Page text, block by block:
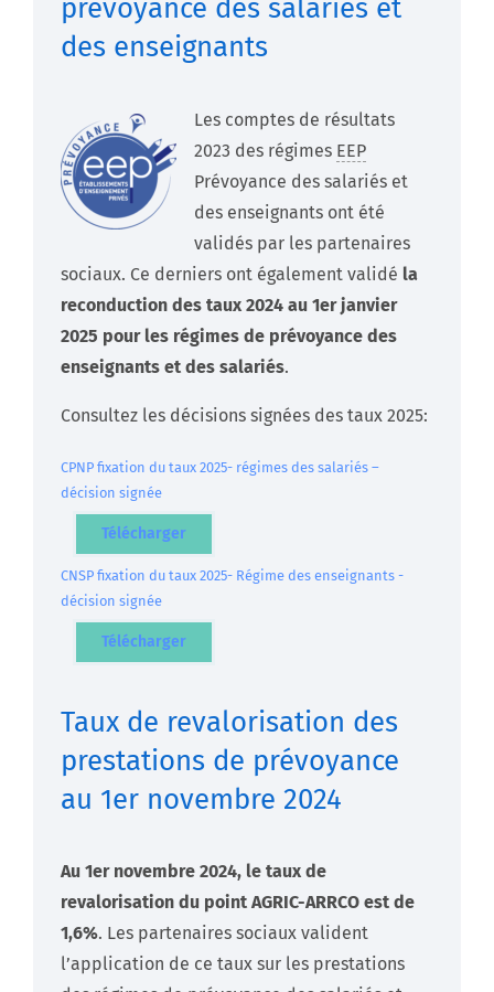
prévoyance des salariés et
des enseignants
Les comptes de résultats
2023 des régimes EEP
Prévoyance des salariés et
des enseignants ont été
validés par les partenaires
sociaux. Ce derniers ont également validé la
reconduction des taux 2024 au 1er janvier
2025 pour les régimes de prévoyance des
enseignants et des salariés.
Consultez les décisions signées des taux 2025:
CPNP fixation du taux 2025- régimes des salariés –
décision signée
Télécharger
CNSP fixation du taux 2025- Régime des enseignants -
décision signée
Télécharger
Taux de revalorisation des
prestations de prévoyance
au 1er novembre 2024
Au 1er novembre 2024, le taux de
revalorisation du point AGRIC-ARRCO est de
1,6%. Les partenaires sociaux valident
l’application de ce taux sur les prestations